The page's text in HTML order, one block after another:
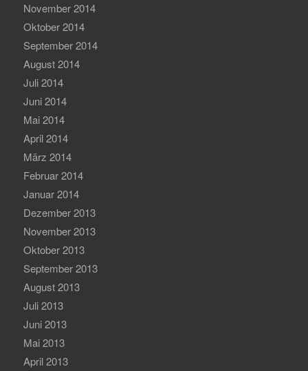
November 2014
Oktober 2014
September 2014
August 2014
Juli 2014
Juni 2014
Mai 2014
April 2014
März 2014
Februar 2014
Januar 2014
Dezember 2013
November 2013
Oktober 2013
September 2013
August 2013
Juli 2013
Juni 2013
Mai 2013
April 2013